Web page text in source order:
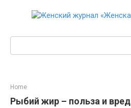
Поиск:
Home
Рыбий жир – польза и вред